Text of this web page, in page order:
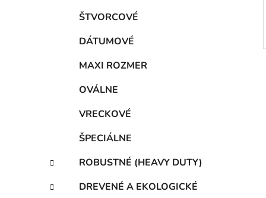
ŠTVORCOVÉ
DÁTUMOVÉ
MAXI ROZMER
OVÁLNE
VRECKOVÉ
ŠPECIÁLNE
ROBUSTNÉ (HEAVY DUTY)
DREVENÉ A EKOLOGICKÉ